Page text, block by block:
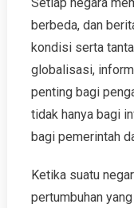
berbeda, dan
kondisi serta
globalisasi,
penting bagi
tidak hanya bagi
bagi pemerintah
Ketika suatu
pertumbuhan